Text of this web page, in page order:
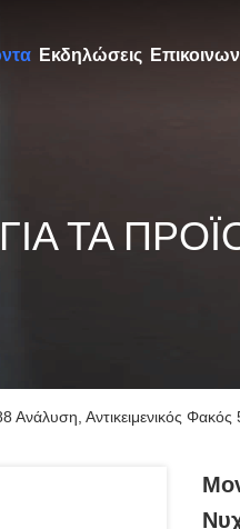
Εκδηλώσεις
ΤΑ
Αντικειμενικός